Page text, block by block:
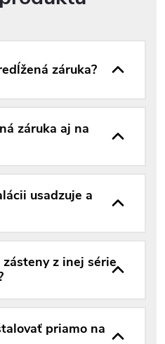
záruka?
záruka aj na
usadzuje a
z inej série
priamo na